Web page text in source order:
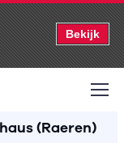
Bekijk
(Raeren)